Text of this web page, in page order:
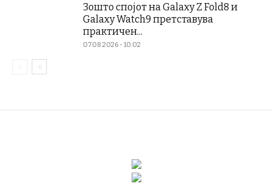
Зошто спојот на Galaxy Z Fold8 и
Galaxy Watch9 претставува
практичен...
07.08.2026 - 10:02